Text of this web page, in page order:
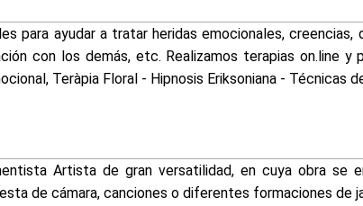
para ayudar a tratar heridas emocionales, creencias,
con los demás, etc. Realizamos terapias on.line y
Teràpia Floral - Hipnosis Eriksoniana - Técnicas
Artista de gran versatilidad, en cuya obra se
de cámara, canciones o diferentes formaciones de